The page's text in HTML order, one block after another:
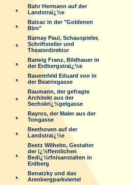
Bahr Hermann auf der
Landstraï¿½e
Balzac in der "Goldenen
Birn"
Barnay Paul, Schauspieler,
Schriftsteller und
Theaterdirektor
Barwig Franz, Bildhauer in
der Erdbergstraï¿½e
Bauernfeld Eduard von in
der Beatrixgasse
Baumann, der gefragte
Architekt aus der
Sechskrï¿½gelgasse
Bayros, der Maler aus der
Tongasse
Beethoven auf der
Landstraï¿½e
Beetz Wilhelm, Gestalter
der ï¿½ffentlichen
Bedï¿½rfnisanstalten in
Erdberg
Benatzky und das
Arenbergparkviertel